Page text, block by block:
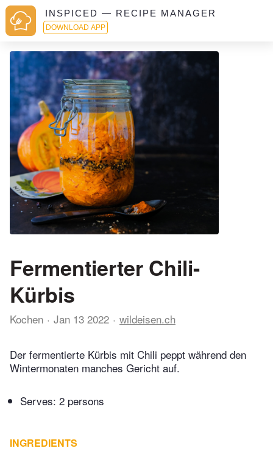
INSPICED — RECIPE MANAGER
DOWNLOAD APP
Fermentierter Chili-
Kürbis
Kochen Jan 13 2022 wildeisen.ch
Der fermentierte Kürbis mit Chili peppt während den
Wintermonaten manches Gericht auf.
Serves: 2 persons
INGREDIENTS